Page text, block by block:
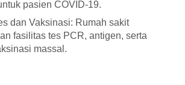
pasien COVID-19.
dan Vaksinasi: Rumah sakit
fasilitas tes PCR, antigen, serta
massal.